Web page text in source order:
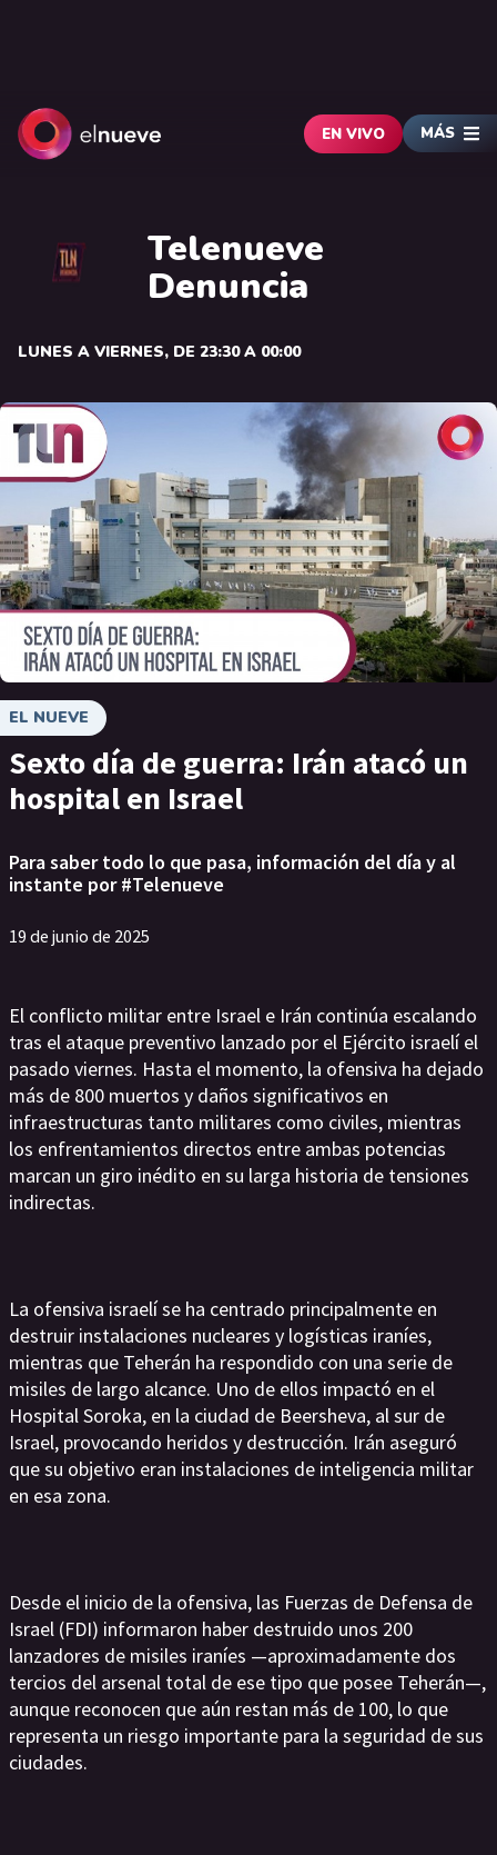
EN VIVO MÁS
Telenueve
Denuncia
LUNES A VIERNES, DE 23:30 A 00:00
EL NUEVE
Sexto día de guerra: Irán atacó un
hospital en Israel
Para saber todo lo que pasa, información del día y al
instante por #Telenueve
19 de junio de 2025
El conflicto militar entre Israel e Irán continúa escalando
tras el ataque preventivo lanzado por el Ejército israelí el
pasado viernes. Hasta el momento, la ofensiva ha dejado
más de 800 muertos y daños significativos en
infraestructuras tanto militares como civiles, mientras
los enfrentamientos directos entre ambas potencias
marcan un giro inédito en su larga historia de tensiones
indirectas.
La ofensiva israelí se ha centrado principalmente en
destruir instalaciones nucleares y logísticas iraníes,
mientras que Teherán ha respondido con una serie de
misiles de largo alcance. Uno de ellos impactó en el
Hospital Soroka, en la ciudad de Beersheva, al sur de
Israel, provocando heridos y destrucción. Irán aseguró
que su objetivo eran instalaciones de inteligencia militar
en esa zona.
Desde el inicio de la ofensiva, las Fuerzas de Defensa de
Israel (FDI) informaron haber destruido unos 200
lanzadores de misiles iraníes —aproximadamente dos
tercios del arsenal total de ese tipo que posee Teherán—,
aunque reconocen que aún restan más de 100, lo que
representa un riesgo importante para la seguridad de sus
ciudades.